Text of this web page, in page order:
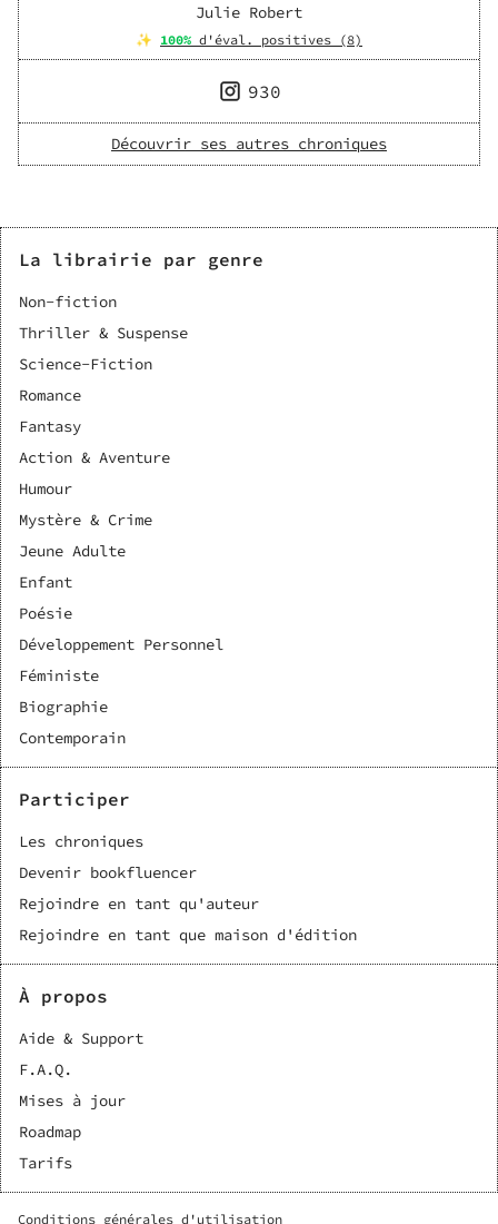
Julie Robert
✨ 100% d'éval. positives (8)
930
Découvrir ses autres chroniques
La librairie par genre
Non-fiction
Thriller & Suspense
Science-Fiction
Romance
Fantasy
Action & Aventure
Humour
Mystère & Crime
Jeune Adulte
Enfant
Poésie
Développement Personnel
Féministe
Biographie
Contemporain
Participer
Les chroniques
Devenir bookfluencer
Rejoindre en tant qu'auteur
Rejoindre en tant que maison d'édition
À propos
Aide & Support
F.A.Q.
Mises à jour
Roadmap
Tarifs
Conditions générales d'utilisation